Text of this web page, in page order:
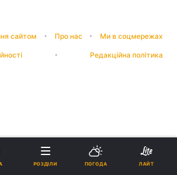
сайтом Про нас Ми в соцмережах
Редакційна політика
РОЗДІЛИ ПОГОДА ЛАЙТ